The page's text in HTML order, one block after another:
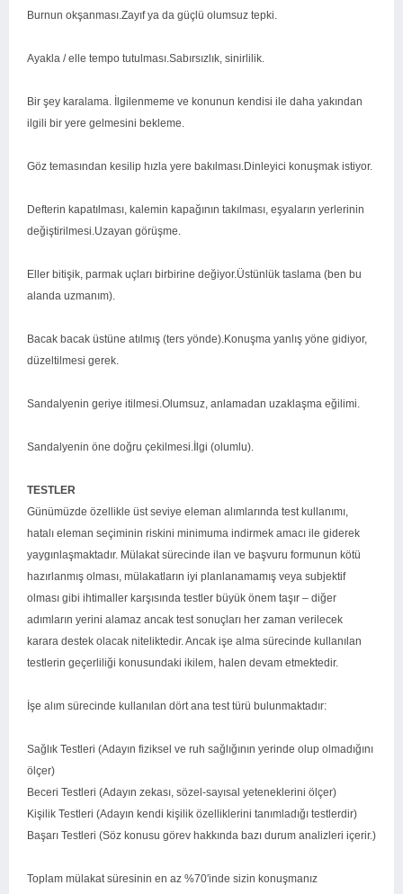
Burnun okşanması.Zayıf ya da güçlü olumsuz tepki.
Ayakla / elle tempo tutulması.Sabırsızlık, sinirlilik.
Bir şey karalama. İlgilenmeme ve konunun kendisi ile daha yakından
ilgili bir yere gelmesini bekleme.
Göz temasından kesilip hızla yere bakılması.Dinleyici konuşmak istiyor.
Defterin kapatılması, kalemin kapağının takılması, eşyaların yerlerinin
değiştirilmesi.Uzayan görüşme.
Eller bitişik, parmak uçları birbirine değiyor.Üstünlük taslama (ben bu
alanda uzmanım).
Bacak bacak üstüne atılmış (ters yönde).Konuşma yanlış yöne gidiyor,
düzeltilmesi gerek.
Sandalyenin geriye itilmesi.Olumsuz, anlamadan uzaklaşma eğilimi.
Sandalyenin öne doğru çekilmesi.İlgi (olumlu).
TESTLER
Günümüzde özellikle üst seviye eleman alımlarında test kullanımı,
hatalı eleman seçiminin riskini minimuma indirmek amacı ile giderek
yaygınlaşmaktadır. Mülakat sürecinde ilan ve başvuru formunun kötü
hazırlanmış olması, mülakatların iyi planlanamamış veya subjektif
olması gibi ihtimaller karşısında testler büyük önem taşır – diğer
adımların yerini alamaz ancak test sonuçları her zaman verilecek
karara destek olacak niteliktedir. Ancak işe alma sürecinde kullanılan
testlerin geçerliliği konusundaki ikilem, halen devam etmektedir.
İşe alım sürecinde kullanılan dört ana test türü bulunmaktadır:
Sağlık Testleri (Adayın fiziksel ve ruh sağlığının yerinde olup olmadığını
ölçer)
Beceri Testleri (Adayın zekası, sözel-sayısal yeteneklerini ölçer)
Kişilik Testleri (Adayın kendi kişilik özelliklerini tanımladığı testlerdir)
Başarı Testleri (Söz konusu görev hakkında bazı durum analizleri içerir.)
Toplam mülakat süresinin en az %70′inde sizin konuşmanız